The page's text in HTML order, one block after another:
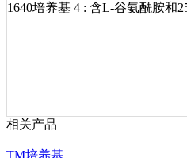
1640培养基 4 : 含L-谷氨酰胺和
相关产品